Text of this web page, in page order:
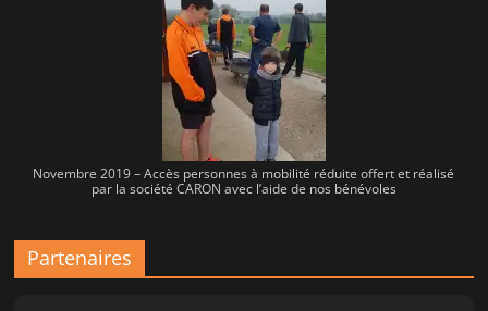
Novembre 2019 – Accès personnes à mobilité réduite offert et réalisé
par la société CARON avec l’aide de nos bénévoles
Partenaires